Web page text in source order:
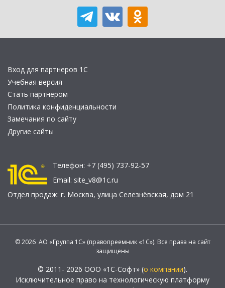
Вход для партнеров 1С
Учебная версия
Стать партнером
Политика конфиденциальности
Замечания по сайту
Другие сайты
Телефон: +7 (495) 737-92-57
Email: site_v8@1c.ru
Отдел продаж: г. Москва, улица Селезнёвская, дом 21
© 2026 АО «Группа 1С» (правопреемник «1С»). Все права на сайт
защищены
© 2011- 2026 ООО «1С-Софт» (о компании).
Исключительное право на технологическую платформу